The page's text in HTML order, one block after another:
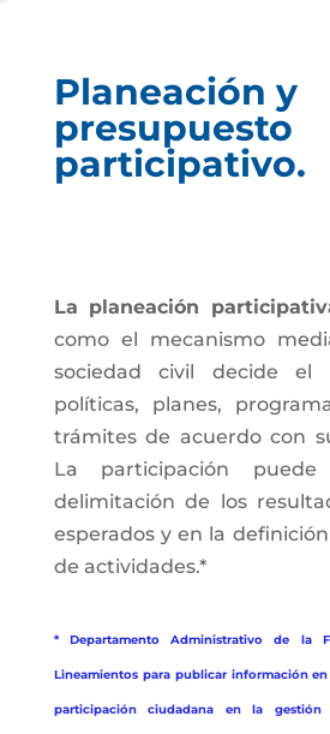
Planeación y
presupuesto
participativo.
La planeación
como el mecanismo
sociedad civil decide
políticas, planes,
trámites de acuerdo con
La participación
delimitación de los
esperados y en la
de actividades.*
* Departamento Administrativo de la
Lineamientos para publicar información
participación ciudadana en la gestión